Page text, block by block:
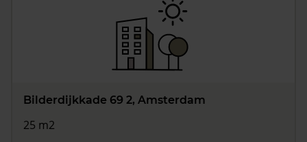
Bilderdijkkade 69 2, Amsterdam
25 m2